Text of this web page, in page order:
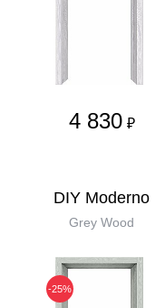
4 830 ₽
DIY Moderno
Grey Wood
-25%